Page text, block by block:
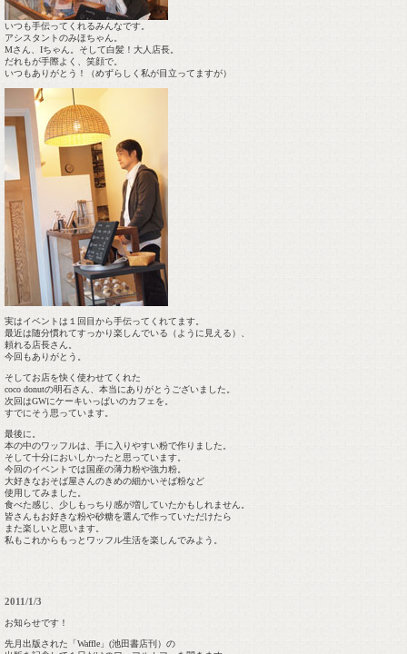
いつも手伝ってくれるみんなです。
アシスタントのみほちゃん。
Mさん、Iちゃん。そして白髪！大人店長。
だれもが手際よく、笑顔で。
いつもありがとう！（めずらしく私が目立ってますが）
実はイベントは１回目から手伝ってくれてます。
最近は随分慣れてすっかり楽しんでいる（ように見える）、
頼れる店長さん。
今回もありがとう。
そしてお店を快く使わせてくれた
coco donutの明石さん、本当にありがとうございました。
次回はGWにケーキいっぱいのカフェを。
すでにそう思っています。
最後に。
本の中のワッフルは、手に入りやすい粉で作りました。
そして十分においしかったと思っています。
今回のイベントでは国産の薄力粉や強力粉。
大好きなおそば屋さんのきめの細かいそば粉など
使用してみました。
食べた感じ、少しもっちり感が増していたかもしれません。
皆さんもお好きな粉や砂糖を選んで作っていただけたら
また楽しいと思います。
私もこれからもっとワッフル生活を楽しんでみよう。
2011/1/3
お知らせです！
先月出版された「Waffle」(池田書店刊）の